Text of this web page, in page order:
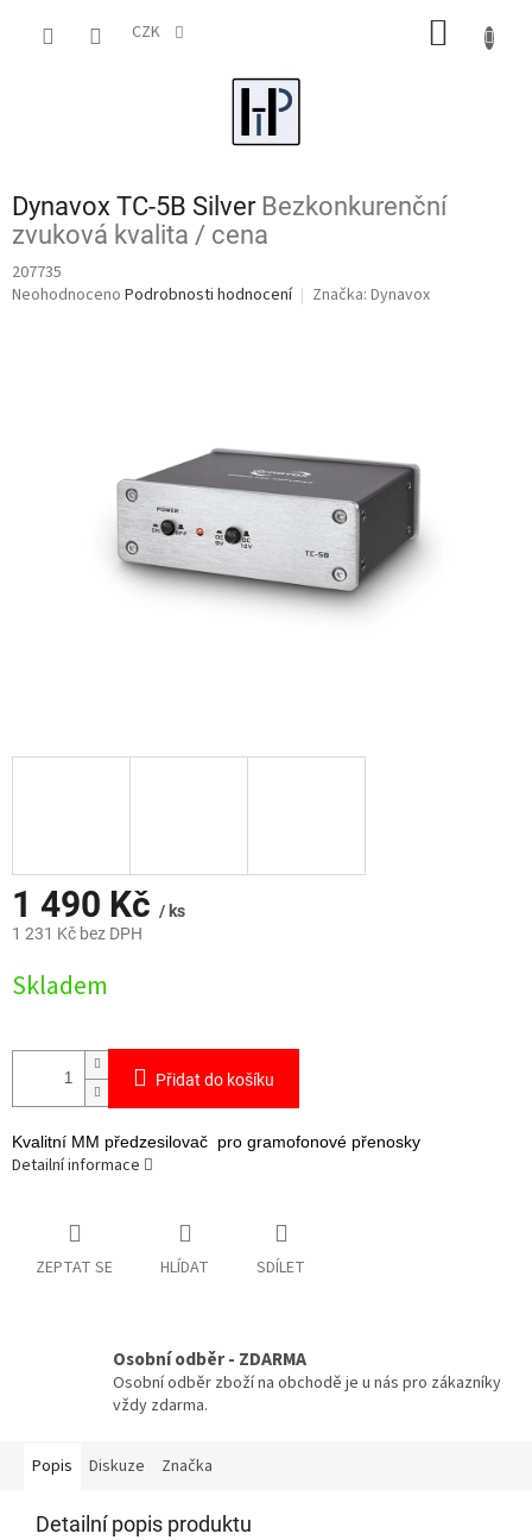
CZK
Dynavox TC-5B Silver Bezkonkurenční
zvuková kvalita / cena
207735
Průměrné
Neohodnoceno Podrobnosti hodnocení Značka: Dynavox
1 490 Kč / ks
1 231 Kč bez DPH
cena:
Skladem
Přidat do košíku
Kvalitní MM předzesilovač pro gramofonové přenosky
Detailní informace
ZEPTAT SE HLÍDAT SDÍLET
Osobní odběr - ZDARMA
Osobní odběr zboží na obchodě je u nás pro zákazníky
vždy zdarma.
Popis Diskuze Značka
Detailní popis produktu